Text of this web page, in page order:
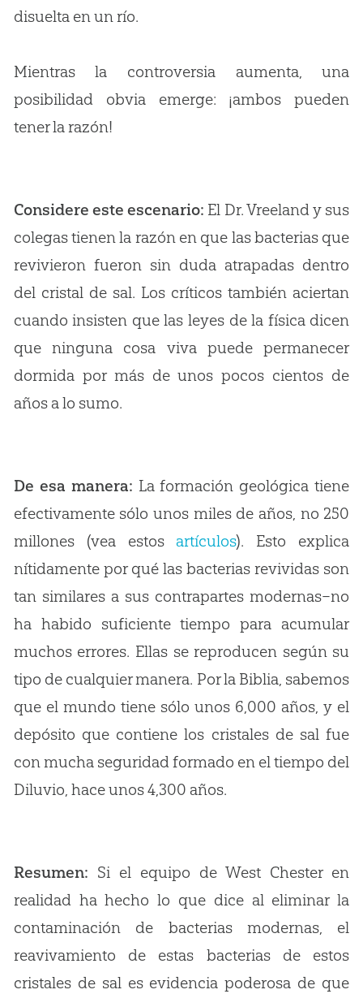
disuelta en un río.
Mientras la controversia aumenta, una
posibilidad obvia emerge: ¡ambos pueden
tener la razón!
Considere este escenario: El Dr. Vreeland y sus
colegas tienen la razón en que las bacterias que
revivieron fueron sin duda atrapadas dentro
del cristal de sal. Los críticos también aciertan
cuando insisten que las leyes de la física dicen
que ninguna cosa viva puede permanecer
dormida por más de unos pocos cientos de
años a lo sumo.
De esa manera: La formación geológica tiene
efectivamente sólo unos miles de años, no 250
millones (vea estosartículos). Esto explica
nítidamente por qué las bacterias revividas son
tan similares a sus contrapartes modernas–no
ha habido suficiente tiempo para acumular
muchos errores. Ellas se reproducen según su
tipo de cualquier manera. Por la Biblia, sabemos
que el mundo tiene sólo unos 6,000 años, y el
depósito que contiene los cristales de sal fue
con mucha seguridad formado en el tiempo del
Diluvio, hace unos 4,300 años.
Resumen: Si el equipo de West Chester en
realidad ha hecho lo que dice al eliminar la
contaminación de bacterias modernas, el
reavivamiento de estas bacterias de estos
cristales de sal es evidencia poderosa de que